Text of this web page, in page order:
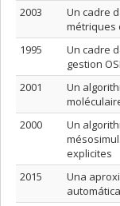
2003
Un cadre
métriques
1995
Un cadre
gestion OSI
2001
Un
2000
Un
explicites
2015
Una